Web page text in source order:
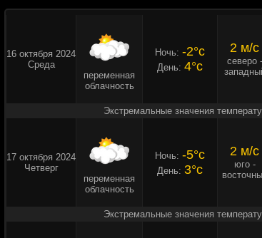
16 октября 2024
Среда
переменная
облачность
Ночь: -2°c
День: 4°c
2 м/c
северо -
Экстремальные значения
17 октября 2024
Четверг
переменная
облачность
Ночь: -5°c
День: 3°c
2 м/c
юго -
Экстремальные значения